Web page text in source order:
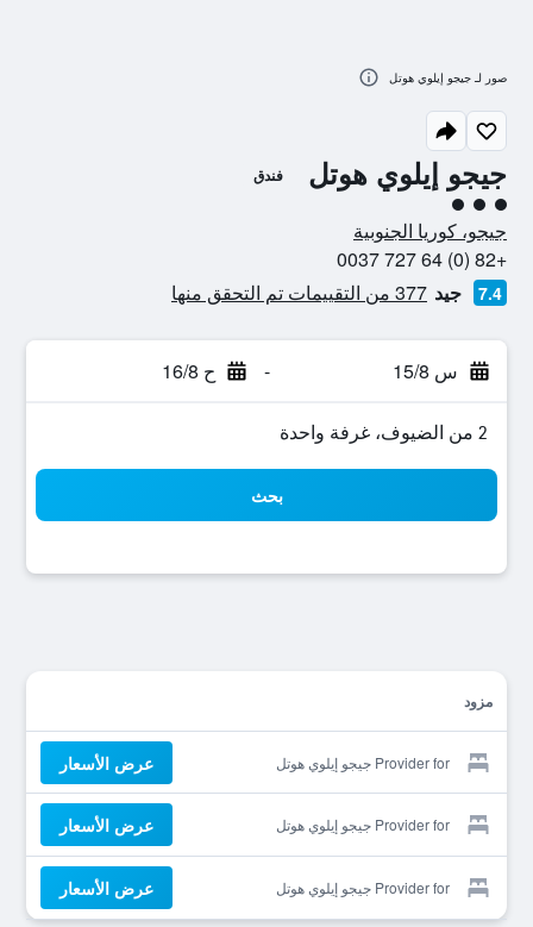
جيجو إيلوي هوتل فندق
تقييم فئة 3
جيجو، كوريا الجنوبية
+82 (0) 64 727 0037
7.4 جيد 377 من التقييمات تم التحقق منها
س 15/8 - ح 16/8
2 من الضيوف، غرفة واحدة
بحث
مزود
Provider for جيجو إيلوي هوتل عرض الأسعار
Provider for جيجو إيلوي هوتل عرض الأسعار
Provider for جيجو إيلوي هوتل عرض الأسعار
صور لـ جيجو إيلوي هوتل